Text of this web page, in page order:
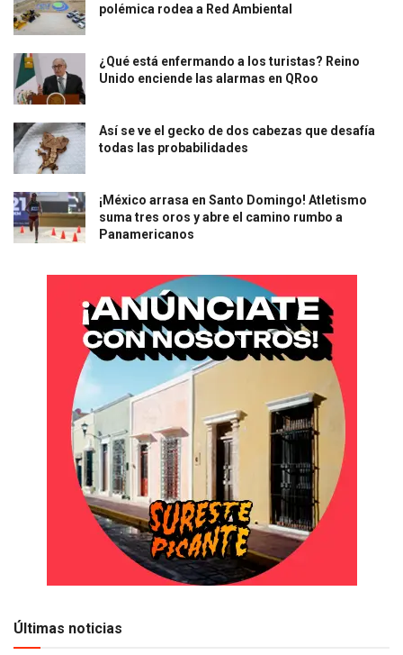
polémica rodea a Red Ambiental
¿Qué está enfermando a los turistas? Reino
Unido enciende las alarmas en QRoo
Así se ve el gecko de dos cabezas que desafía
todas las probabilidades
¡México arrasa en Santo Domingo! Atletismo
suma tres oros y abre el camino rumbo a
Panamericanos
Últimas noticias